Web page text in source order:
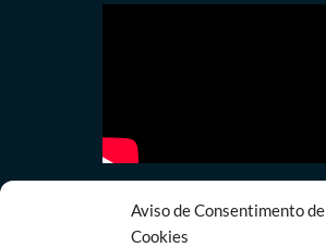
Aviso de Consentimento de
Cookies